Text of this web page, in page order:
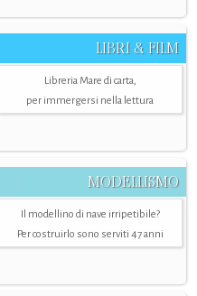
LIBRI & FILM
Libreria Mare di carta,
per immergersi nella lettura
MODELLISMO
Il modellino di nave irripetibile?
Per costruirlo sono serviti 47 anni